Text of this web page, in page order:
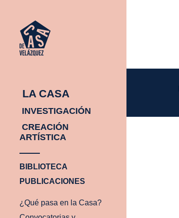
LA CASA
INVESTIGACIÓN
CREACIÓN
ARTÍSTICA
BIBLIOTECA
PUBLICACIONES
¿Qué pasa en la Casa?